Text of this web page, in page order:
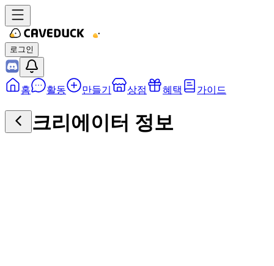
로그인
홈 활동 만들기 상점 혜택 가이드
크리에이터 정보